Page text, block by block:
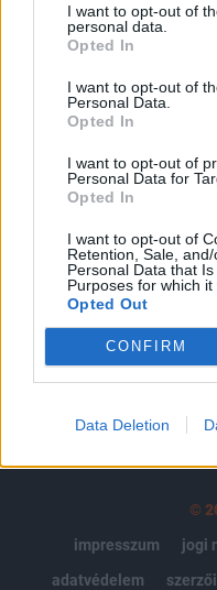
I want to opt-out of
personal data.
Opted In
I want to opt-out of
Personal Data.
Opted In
I want to opt-out of
Personal Data for
Opted In
I want to opt-out of
Retention, Sale,
Personal Data that
Purposes for which it
Opted Out
CONFIRM
Data Deletion
A keresett cikk a
tartozik, melynek
regisztrációhoz kötött.
Az előfizetés a
Kötéslisták: BÉT
kötéslistái
MÁR ELŐFIZETŐNK
©
impresszum
jogi
adatvédelem